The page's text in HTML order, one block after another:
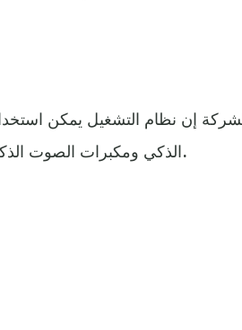
إن نظام التشغيل يمكن
الذكي ومكبرات الصوت الذكية وأجهزة إنترنت الأشياء مثل أجهزة الاستشعار.